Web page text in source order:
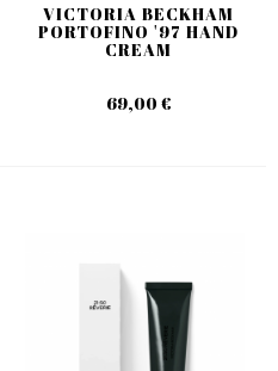
VICTORIA BECKHAM
PORTOFINO '97 HAND
CREAM
69,00 €